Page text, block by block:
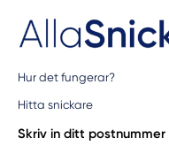
Hur det fungerar?
Hitta snickare
Skriv in ditt postnummer